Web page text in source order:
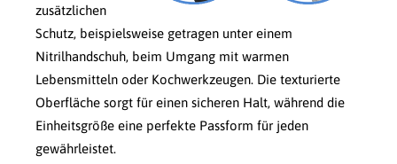
zusätzlichen
Schutz, beispielsweise getragen unter einem
Nitrilhandschuh, beim Umgang mit warmen
Lebensmitteln oder Kochwerkzeugen. Die texturierte
Oberfläche sorgt für einen sicheren Halt, während die
Einheitsgröße eine perfekte Passform für jeden
gewährleistet.